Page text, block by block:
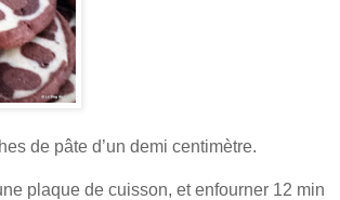
de pâte d’un demi centimètre.
plaque de cuisson, et enfourner 12 min